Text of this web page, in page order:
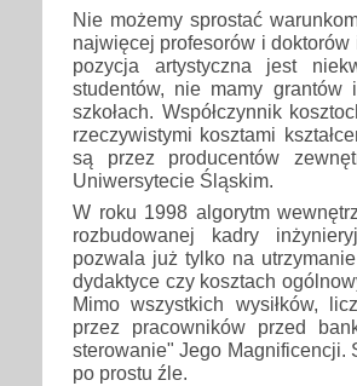
Nie możemy sprostać
najwięcej profesorów i doktorów
pozycja artystyczna jest
studentów, nie mamy
szkołach. Współczynnik
rzeczywistymi kosztami
są przez producentów
Uniwersytecie Śląskim.
W roku 1998 algorytm
rozbudowanej kadry
pozwala już tylko na
dydaktyce czy kosztach
Mimo wszystkich wysiłków,
przez pracowników przed
sterowanie" Jego Magnificencji.
po prostu źle.